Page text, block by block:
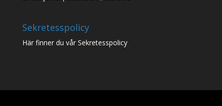
Sekretesspolicy
Här finner du vår Sekretesspolicy